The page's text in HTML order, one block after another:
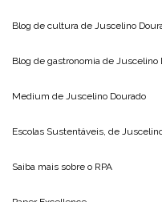
Blog de cultura de Juscelino
Blog de gastronomia de Juscelino
Medium de Juscelino Dourado
Escolas Sustentáveis, de
Saiba mais sobre o RPA